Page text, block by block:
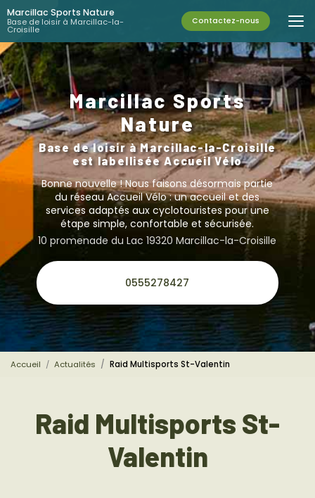
Aller
au
contenu
principal
Marcillac Sports Nature
Base de loisir à Marcillac-la-
Croisille
Contactez-nous
Marcillac Sports
Nature
Base de loisir à Marcillac-la-Croisille
est labellisée Accueil Vélo
Bonne nouvelle ! Nous faisons désormais partie
du réseau Accueil Vélo :un accueil et des
services adaptés aux cyclotouristes pour une
étape simple, confortable et sécurisée.
10 promenade du Lac 19320 Marcillac-la-Croisille
0555278427
Accueil Actualités Raid Multisports St-Valentin
Raid Multisports St-
Valentin